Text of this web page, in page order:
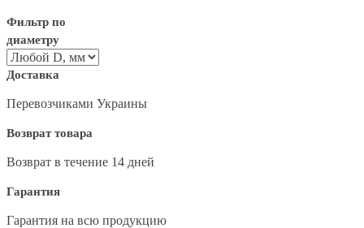
Фильтр по
диаметру
Доставка
Перевозчиками Украины
Возврат товара
Возврат в течение 14 дней
Гарантия
Гарантия на всю продукцию